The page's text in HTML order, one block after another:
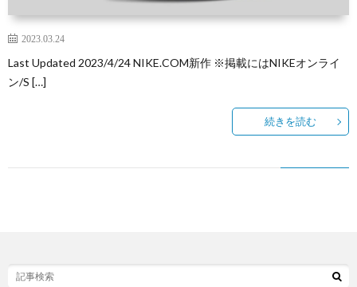
2023.03.24
Last Updated 2023/4/24 NIKE.COM新作 ※掲載にはNIKEオンライ
ン/S […]
続きを読む